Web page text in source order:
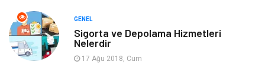
Spor
Tatil Hobi
GENEL
Sigorta ve Depolama Hizmetleri
Nelerdir
17 Ağu 2018, Cum